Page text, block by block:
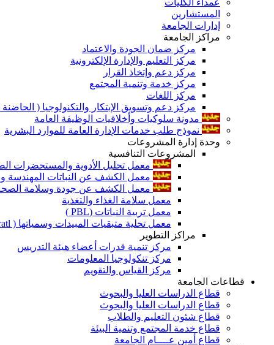
المستشارين
إدارات الجامعة
مراكز الجامعة
مركز ضمان الجودة والاعتماد
مركز التعليم والإدارة الإلكترونية
مركز دعم وإتخاذ القرار
مركز خدمة وتنمية المجتمع
مركز اللغات
مركز دعم وتسويق الإبتكار والتكنولوجيا ( الحاضنة
مدونة سلوكيات وأخلاقيات الوظيفة العامة
نموذج طلب خدمات الإدارة العامة للموارد البشرية
وحدة إدارة المشروعات
المشروعات التنافسية
معمل تحليل الأدوية والمستحضرات
معمل الكشف عن النباتات المهندسة
معمل الكشف عن جودة وسلامة الصحة
معمل سلامة الغذاء والتغذية
معمل تربية النباتات (PBL )
معمل تحلية متبقيات المبيدات وسمياتها ( Pratl )
مراكز التطوير
مركز تنمية قدرات أعضاء هيئة التدريس
مركز تنكولوجيا المعلومات
مركز القياس والتقويم
قطاعات الجامعة
قطاع الدراسات العليا والبحوث
قطاع الدراسات العليا والبحوث
قطاع شئون التعليم والطلاب
قطاع خدمة المجتمع وتنمية البيئة
قطاع أمين عــــام الجامعة